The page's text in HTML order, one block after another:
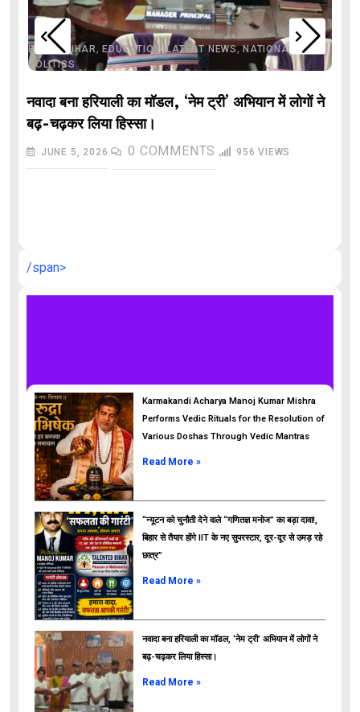
BIHAR,BIHAR, EDUCATION ,LATEST NEWS,NATIONAL
POLITICS
नवादा बना हरियाली का मॉडल, ‘नेम ट्री’ अभियान में लोगों ने
बढ़-चढ़कर लिया हिस्सा।
JUNE 5, 2026 0 COMMENTS 956 VIEWS
/span>
ads
Karmakandi Acharya Manoj Kumar Mishra
Performs Vedic Rituals for the Resolution of
Various Doshas Through Vedic Mantras
Read More »
“न्यूटन को चुनौती देने वाले “गणितज्ञ मनोज” का बड़ा दावा!,
बिहार से तैयार होंगे IIT के नए सुपरस्टार, दूर-दूर से उमड़ रहे
छात्र”
Read More »
नवादा बना हरियाली का मॉडल, ‘नेम ट्री’ अभियान में लोगों ने
बढ़-चढ़कर लिया हिस्सा।
Read More »